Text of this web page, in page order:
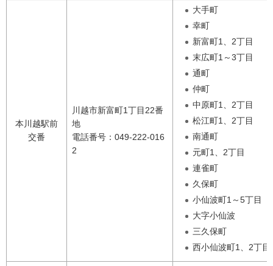
本川越駅前
交番
川越市新富町1丁目22番
地
電話番号：049-222-016
2
大手町
幸町
新富町1、2丁目
末広町1～3丁目
通町
仲町
中原町1、2丁目
松江町1、2丁目
南通町
元町1、2丁目
連雀町
久保町
小仙波町1～5丁目
大字小仙波
三久保町
西小仙波町1、2丁目